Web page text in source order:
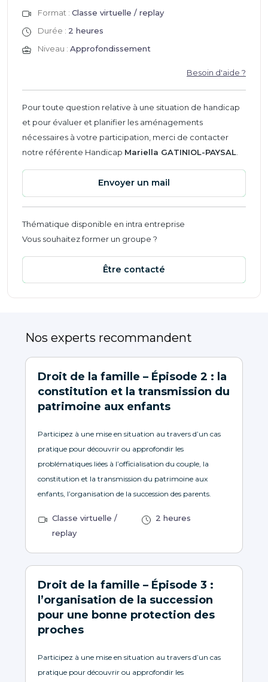
Format : Classe virtuelle / replay
Durée : 2 heures
Niveau : Approfondissement
Besoin d'aide ?
Pour toute question relative à une situation de handicap
et pour évaluer et planifier les aménagements
nécessaires à votre participation, merci de contacter
notre référente Handicap Mariella GATINIOL-PAYSAL
Envoyer un mail
Thématique disponible en intra entreprise
Vous souhaitez former un groupe ?
Être contacté
Nos experts recommandent
Droit de la famille – Épisode 2 : la
constitution et la transmission du
patrimoine aux enfants
Participez à une mise en situation au travers d’un cas
pratique pour découvrir ou approfondir les
problématiques liées à l’officialisation du couple, la
constitution et la transmission du patrimoine aux
enfants, l’organisation de la succession des parents.
Classe virtuelle /
replay
2 heures
Droit de la famille – Épisode 3 :
l’organisation de la succession
pour une bonne protection des
proches
Participez à une mise en situation au travers d’un cas
pratique pour découvrir ou approfondir les